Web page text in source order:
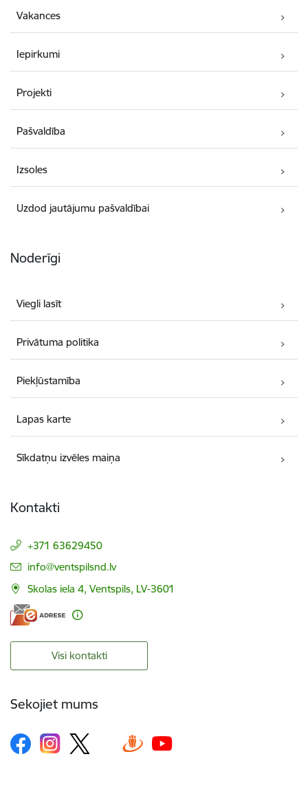
Vakances
Iepirkumi
Projekti
Pašvaldība
Izsoles
Uzdod jautājumu pašvaldībai
Noderīgi
Viegli lasīt
Privātuma politika
Piekļūstamība
Lapas karte
Sīkdatņu izvēles maiņa
Kontakti
+371 63629450
E-pasts:
info@ventspilsnd.lv
Skolas iela 4, Ventspils, LV-3601
Visi kontakti
Sekojiet mums